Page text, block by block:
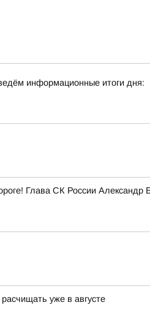
информационные итоги дня:
Глава СК России
уже в августе